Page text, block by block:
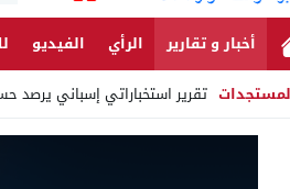
أخبار و تقارير الرأي الفيديو
تقرير استخباراتي إسباني يرصد حسابات من
Stop